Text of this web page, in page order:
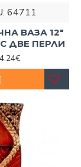
64711
ВАЗА 12"
ДВЕ ПЕРЛИ
4.24€